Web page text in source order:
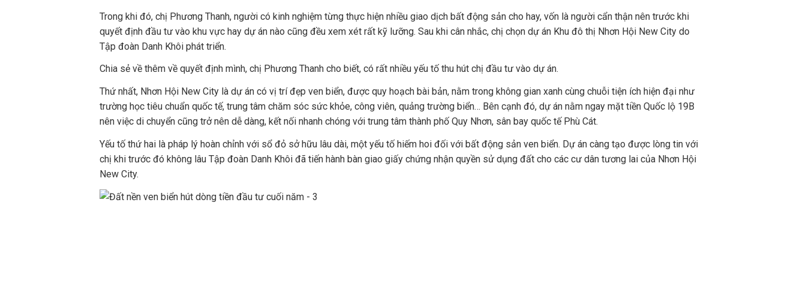
Trong khi đó, chị Phương Thanh, người có kinh nghiệm từng thực hiện nhiều giao dịch bất động sản cho hay, vốn là người cẩn thận nên trước khi
quyết định đầu tư vào khu vực hay dự án nào cũng đều xem xét rất kỹ lưỡng. Sau khi cân nhắc, chị chọn dự án Khu đô thị Nhơn Hội New City do
Tập đoàn Danh Khôi phát triển.
Chia sẻ về thêm về quyết định mình, chị Phương Thanh cho biết, có rất nhiều yếu tố thu hút chị đầu tư vào dự án.
Thứ nhất, Nhơn Hội New City là dự án có vị trí đẹp ven biển, được quy hoạch bài bản, nằm trong không gian xanh cùng chuỗi tiện ích hiện đại như
trường học tiêu chuẩn quốc tế, trung tâm chăm sóc sức khỏe, công viên, quảng trường biển… Bên cạnh đó, dự án nằm ngay mặt tiền Quốc lộ 19B
nên việc di chuyển cũng trở nên dễ dàng, kết nối nhanh chóng với trung tâm thành phố Quy Nhơn, sân bay quốc tế Phù Cát.
Yếu tố thứ hai là pháp lý hoàn chỉnh với sổ đỏ sở hữu lâu dài, một yếu tố hiếm hoi đối với bất động sản ven biển. Dự án càng tạo được lòng tin với
chị khi trước đó không lâu Tập đoàn Danh Khôi đã tiến hành bàn giao giấy chứng nhận quyền sử dụng đất cho các cư dân tương lai của Nhơn Hội
New City.